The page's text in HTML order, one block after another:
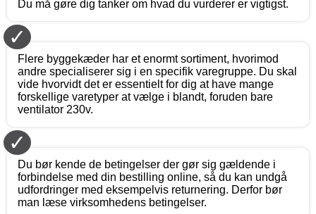
Du må gøre dig tanker om hvad du vurderer er vigtigst.
✓
Flere byggekæder har et enormt sortiment, hvorimod
andre specialiserer sig i en specifik varegruppe. Du skal
vide hvorvidt det er essentielt for dig at have mange
forskellige varetyper at vælge i blandt, foruden bare
ventilator 230v.
✓
Du bør kende de betingelser der gør sig gældende i
forbindelse med din bestilling online, så du kan undgå
udfordringer med eksempelvis returnering. Derfor bør
man læse virksomhedens betingelser.